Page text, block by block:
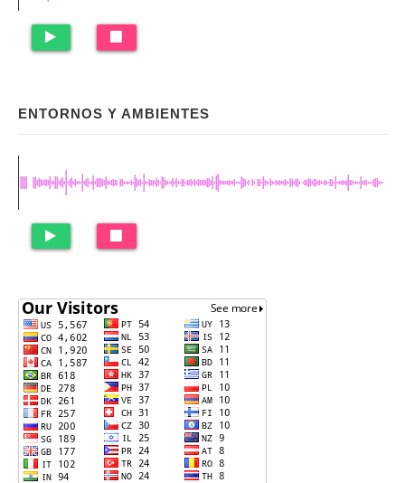
ENTORNOS Y AMBIENTES
Footer
Widget
Area